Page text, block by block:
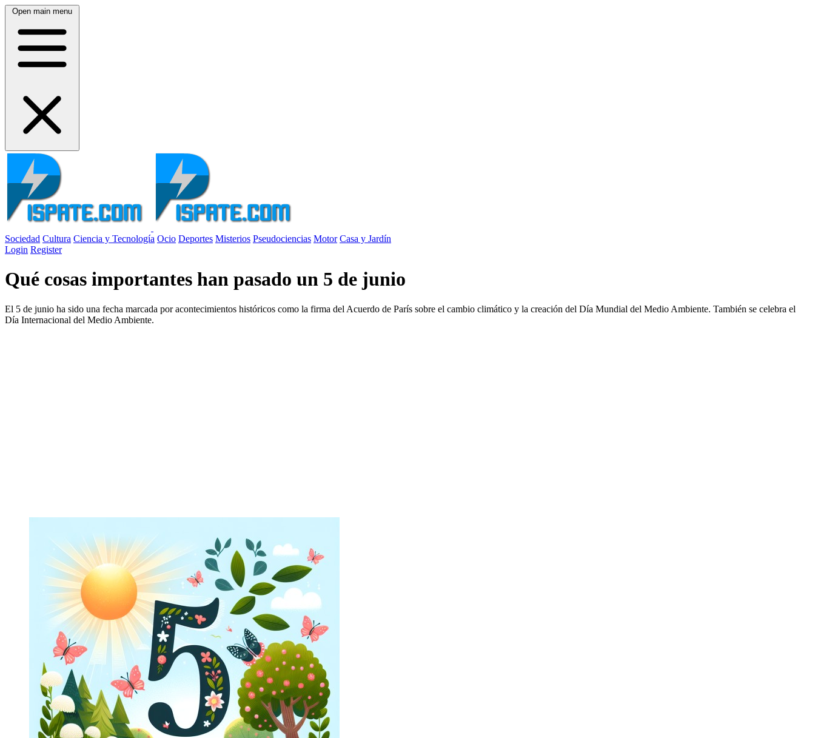
Open main menu
Sociedad Cultura Ciencia y Tecnología Ocio Deportes Misterios Pseudociencias Motor Casa y Jardín
Login Register
Qué cosas importantes han pasado un 5 de junio
El 5 de junio ha sido una fecha marcada por acontecimientos históricos como la firma del Acuerdo de París sobre el cambio climático y la creación del Día Mundial del Medio Ambiente. También se celebra el
Día Internacional del Medio Ambiente.